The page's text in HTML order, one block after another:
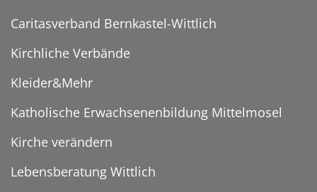
Caritasverband Bernkastel-Wittlich
Kirchliche Verbände
Kleider&Mehr
Katholische Erwachsenenbildung Mittelmosel
Kirche verändern
Lebensberatung Wittlich